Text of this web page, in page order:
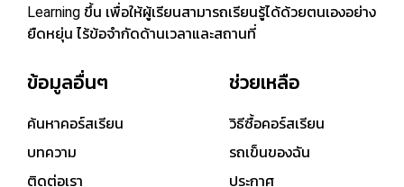
Learning ขึ้น เพื่อให้ผู้เรียนสามารถเรียนรู้ได้ด้วยตนเองอย่าง
ยืดหยุ่น ไร้ข้อจำกัดด้านเวลาและสถานที่
ข้อมูลอื่นๆ
ค้นหาคอร์สเรียน
บทความ
ติดต่อเรา
ช่วยเหลือ
วิธีซื้อคอร์สเรียน
รถเข็นของฉัน
ประกาศ